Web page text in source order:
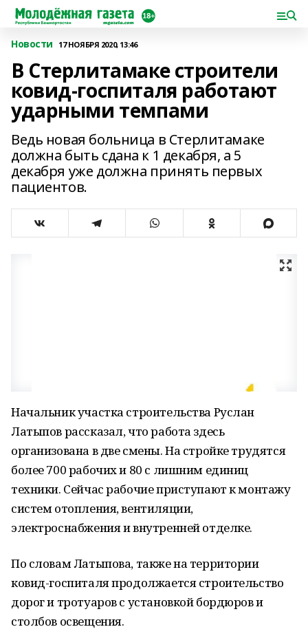
Новости 17 НОЯБРЯ 2020, 13:46
В Стерлитамаке строители
ковид-госпиталя работают
ударными темпами
Ведь новая больница в Стерлитамаке
должна быть сдана к 1 декабря, а 5
декабря уже должна принять первых
пациентов.
Начальник участка строительства Руслан
Латыпов рассказал, что работа здесь
организована в две смены. На стройке трудятся
более 700 рабочих и 80 с лишним единиц
техники. Сейчас рабочие приступают к монтажу
систем отопления, вентиляции,
электроснабжения и внутренней отделке.
По словам Латыпова, также на территории
ковид-госпиталя продолжается строительство
дорог и тротуаров с установкой бордюров и
столбов освещения.